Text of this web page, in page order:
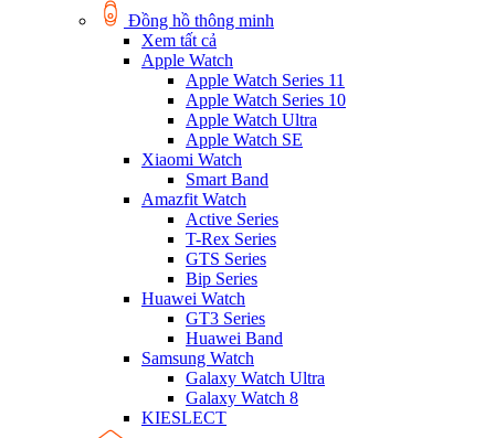
Đồng hồ thông minh
Xem tất cả
Apple Watch
Apple Watch Series 11
Apple Watch Series 10
Apple Watch Ultra
Apple Watch SE
Xiaomi Watch
Smart Band
Amazfit Watch
Active Series
T-Rex Series
GTS Series
Bip Series
Huawei Watch
GT3 Series
Huawei Band
Samsung Watch
Galaxy Watch Ultra
Galaxy Watch 8
KIESLECT